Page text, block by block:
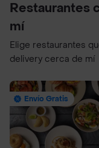
Restaurantes
mí
Elige restaurantes
delivery cerca de mí
Envío Gratis